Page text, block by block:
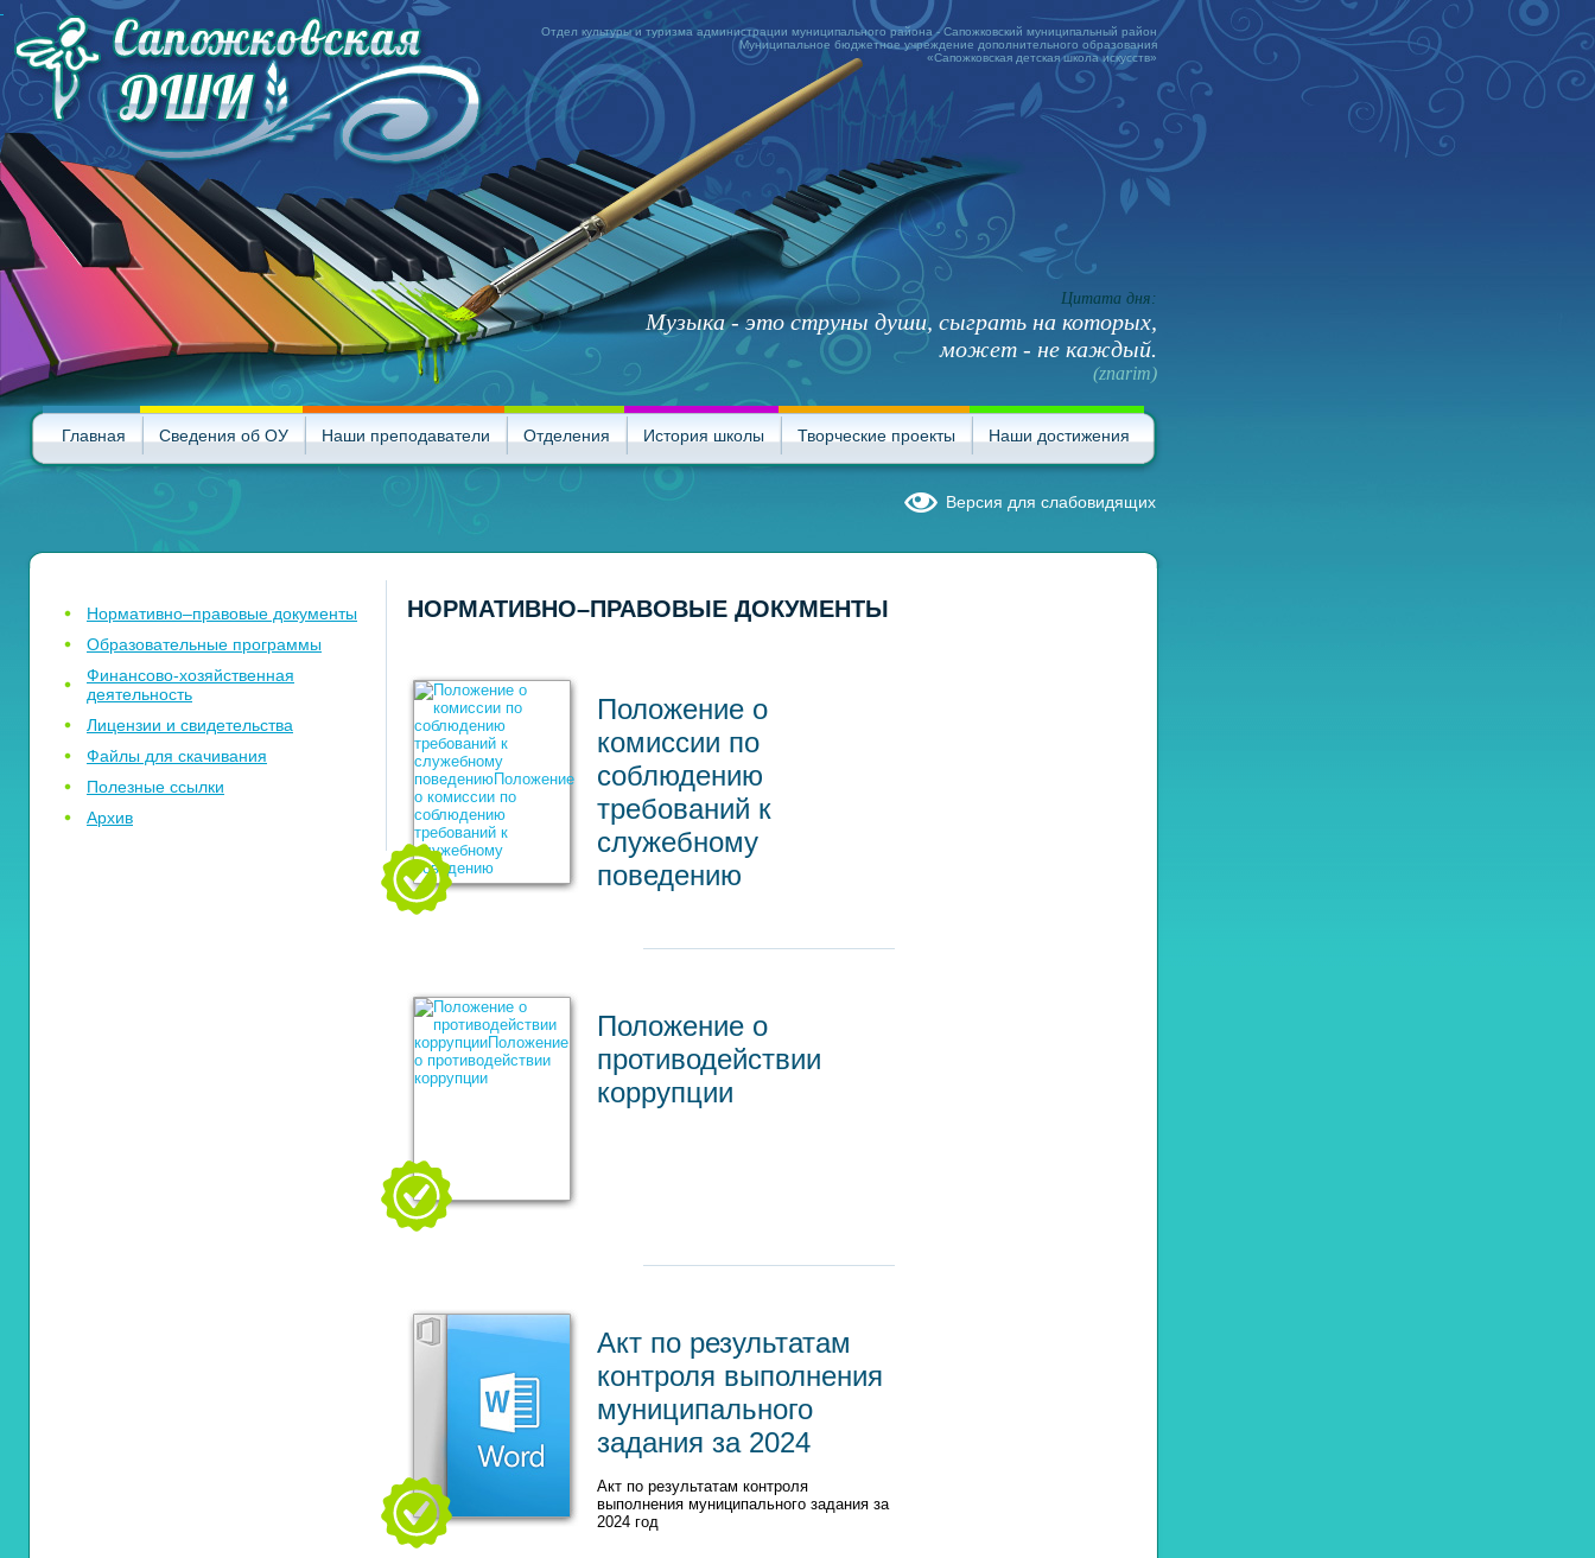
Отдел культуры и туризма администрации муниципального района - Сапожковский муниципальный район
Муниципальное бюджетное учреждение дополнительного образования
«Сапожковская детская школа искусств»
Цитата дня:
Музыка - это струны души, сыграть на которых,
может - не каждый.
(znarim)
Главная Сведения об ОУ Наши преподаватели Отделения История школы Творческие проекты Наши достижения
Версия для слабовидящих
Нормативно–правовые документы
Образовательные программы
Финансово-хозяйственная
деятельность
Лицензии и свидетельства
Файлы для скачивания
Полезные ссылки
Архив
НОРМАТИВНО–ПРАВОВЫЕ ДОКУМЕНТЫ
Положение о
комиссии по
соблюдению
требований к
служебному
поведению
Положение о
противодействии
коррупции
Акт по результатам
контроля выполнения
муниципального
задания за 2024
Акт по результатам контроля
выполнения муниципального задания за
2024 год